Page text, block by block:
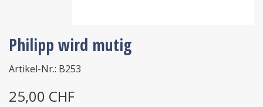
Philipp wird mutig
Artikel-Nr.: B253
25,00 CHF